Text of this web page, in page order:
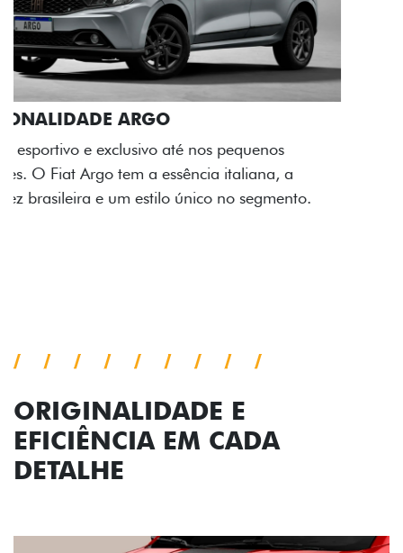
ACABAMENTO E DESIGN INTERNO
A flag italiana e o novo logo Fiat também aparecem
no interior do carro, que possui acabamento
impecável e detalhes escurecidos.
ORIGINALIDADE E
EFICIÊNCIA EM CADA
DETALHE